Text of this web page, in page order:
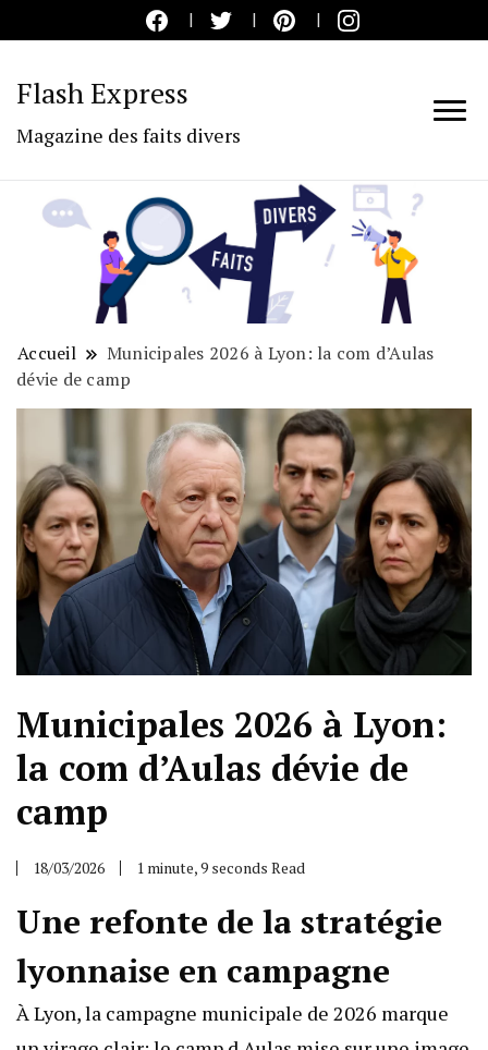
Flash Express
Magazine des faits divers
Accueil
Municipales 2026 à Lyon: la com d’Aulas
dévie de camp
Municipales 2026 à Lyon:
la com d’Aulas dévie de
camp
18/03/2026 1 minute, 9 seconds Read
Une refonte de la stratégie
lyonnaise en campagne
À Lyon, la campagne municipale de 2026 marque